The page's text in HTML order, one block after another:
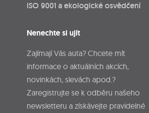
ISO 9001 a ekologické osvědčení
Nenechte si ujít
Zajímají Vás auta? Chcete mít
informace o aktuálních akcích,
novinkách, slevách apod.?
Zaregistrujte se k odběru našeho
newsletteru a získávejte pravidelné